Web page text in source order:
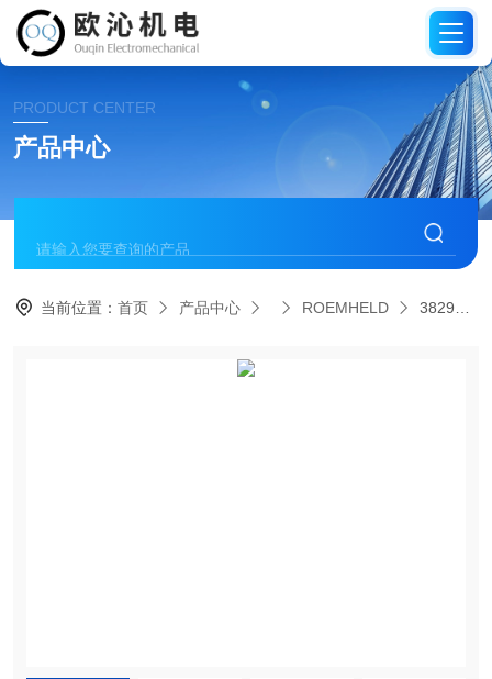
PRODUCT CENTER
产品中心
当前位置：首页 产品中心 ROEMHELD 3829228德国罗姆希特ROEMHELD耐高压传感器